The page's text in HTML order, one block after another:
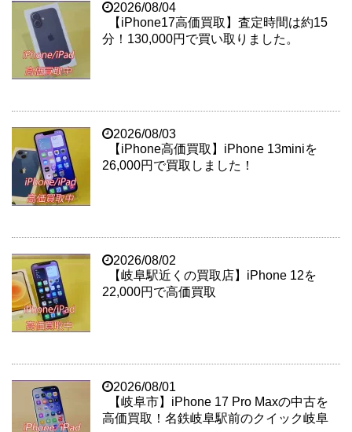
2026/08/04
【iPhone17高価買取】査定時間は約15
分！130,000円で買い取りました。
2026/08/03
【iPhone高価買取】iPhone 13miniを
26,000円で買取しました！
2026/08/02
【岐阜駅近くの買取店】iPhone 12を
22,000円で高価買取
2026/08/01
【岐阜市】iPhone 17 Pro Maxの中古を
高価買取！名鉄岐阜駅前のクイック岐阜